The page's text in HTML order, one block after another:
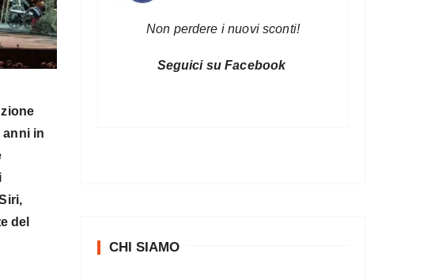
in
del
Non perdere i nuovi sconti!
Seguici su Facebook
CHI SIAMO